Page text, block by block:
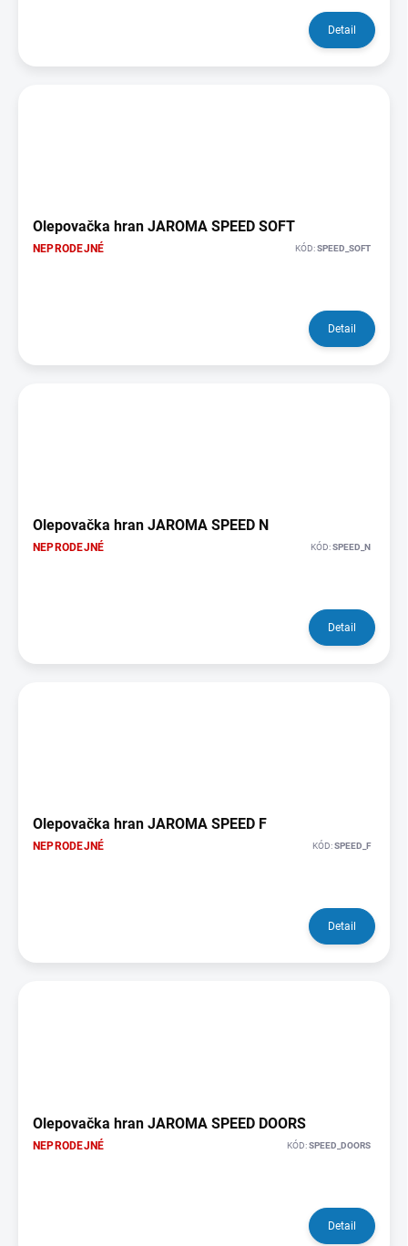
Detail
Olepovačka hran JAROMA SPEED SOFT
NEPRODEJNÉ KÓD:SPEED_SOFT
Detail
Olepovačka hran JAROMA SPEED N
NEPRODEJNÉ KÓD:SPEED_N
Detail
Olepovačka hran JAROMA SPEED F
NEPRODEJNÉ KÓD:SPEED_F
Detail
Olepovačka hran JAROMA SPEED DOORS
NEPRODEJNÉ KÓD:SPEED_DOORS
Detail